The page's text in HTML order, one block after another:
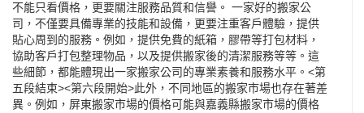
不能只看價格，更要關注服務品質和信譽。 一家好的搬家公
司，不僅要具備專業的技能和設備，更要注重客戶體驗，提供
貼心周到的服務。例如，提供免費的紙箱，膠帶等打包材料，
協助客戶打包整理物品，以及提供搬家後的清潔服務等等。這
些細節，都能體現出一家搬家公司的專業素養和服務水平。<第
五段結束><第六段開始>此外，不同地區的搬家市場也存在著差
異。例如，屏東搬家市場的價格可能與嘉義縣搬家市場的價格